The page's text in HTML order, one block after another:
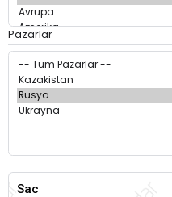
Pazarlar
Sac